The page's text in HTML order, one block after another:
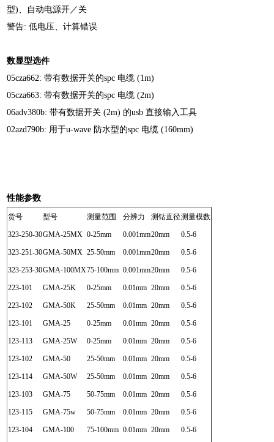
型)、自动电源开／关
警告: 低电压、计算错误
数显型选件
05cza662: 带有数据开关的spc 电缆 (1m)
05cza663: 带有数据开关的spc 电缆 (2m)
06adv380b: 带有数据开关 (2m) 的usb 直接输入工具
02azd790b: 用于u-wave 防水型的spc 电缆 (160mm)
性能参数
货号 型号 测量范围 分辨力 测钻直径测量模数
323-250-30GMA-25MX 0-25mm 0.001mm20mm 0.5-6
323-251-30GMA-50MX 25-50mm 0.001mm20mm 0.5-6
323-253-30GMA-100MX75-100mm 0.001mm20mm 0.5-6
223-101 GMA-25K 0-25mm 0.01mm 20mm 0.5-6
223-102 GMA-50K 25-50mm 0.01mm 20mm 0.5-6
123-101 GMA-25 0-25mm 0.01mm 20mm 0.5-6
123-113 GMA-25W 0-25mm 0.01mm 20mm 0.5-6
123-102 GMA-50 25-50mm 0.01mm 20mm 0.5-6
123-114 GMA-50W 25-50mm 0.01mm 20mm 0.5-6
123-103 GMA-75 50-75mm 0.01mm 20mm 0.5-6
123-115 GMA-75w 50-75mm 0.01mm 20mm 0.5-6
123-104 GMA-100 75-100mm 0.01mm 20mm 0.5-6